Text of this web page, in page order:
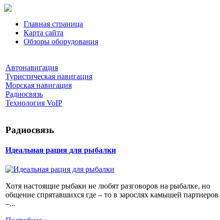
Главная страница
Карта сайта
Обзоры оборудования
Автонавигация
Туристическая навигация
Морская навигация
Радиосвязь
Технология VoIP
Радиосвязь
Идеальная рация для рыбалки
Хотя настоящие рыбаки не любят разговоров на рыбалке, но
общение спрятавшихся где – то в зарослях камышей партнеров
–...